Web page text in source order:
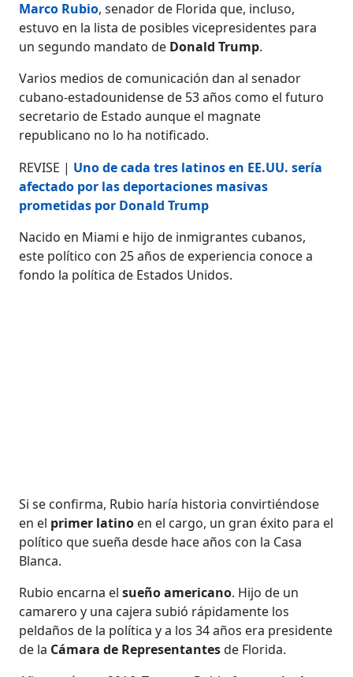
Marco Rubio, senador de Florida que, incluso,
estuvo en la lista de posibles vicepresidentes para
un segundo mandato de Donald Trump.
Varios medios de comunicación dan al senador
cubano-estadounidense de 53 años como el futuro
secretario de Estado aunque el magnate
republicano no lo ha notificado.
REVISE | Uno de cada tres latinos en EE.UU. sería
afectado por las deportaciones masivas
prometidas por Donald Trump
Nacido en Miami e hijo de inmigrantes cubanos,
este político con 25 años de experiencia conoce a
fondo la política de Estados Unidos.
Si se confirma, Rubio haría historia convirtiéndose
en el primer latino en el cargo, un gran éxito para el
político que sueña desde hace años con la Casa
Blanca.
Rubio encarna elsueño americano. Hijo de un
camarero y una cajera subió rápidamente los
peldaños de la política y a los 34 años era presidente
de la Cámara de Representantesde Florida.